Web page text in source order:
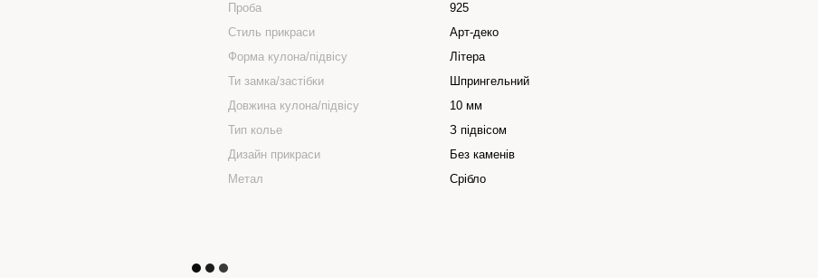
Проба
925
Стиль прикраси
Арт-деко
Форма кулона/підвісу
Літера
Ти замка/застібки
Шпрингельний
Довжина кулона/підвісу
10 мм
Тип колье
З підвісом
Дизайн прикраси
Без каменів
Метал
Срібло